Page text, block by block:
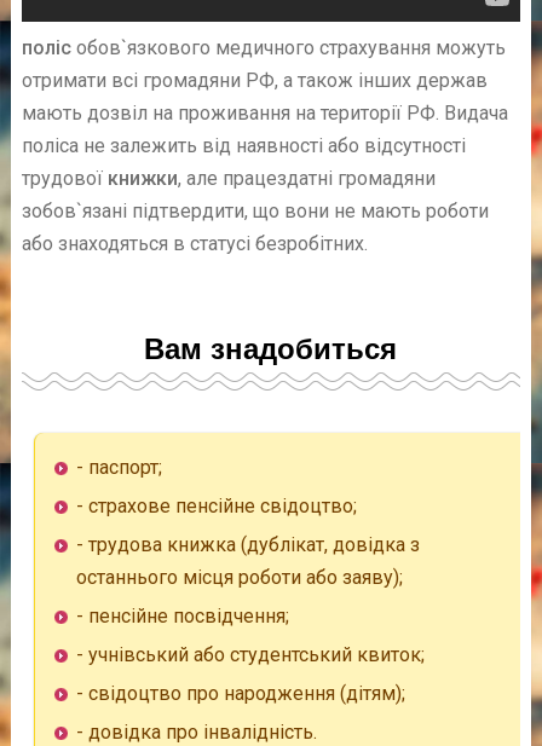
полісобов`язкового медичного страхування можуть
отримати всі громадяни РФ, а також інших держав
мають дозвіл на проживання на території РФ. Видача
поліса не залежить від наявності або відсутності
трудової книжки, але працездатні громадяни
зобов`язані підтвердити, що вони не мають роботи
або знаходяться в статусі безробітних.
Вам знадобиться
- паспорт;
- страхове пенсійне свідоцтво;
- трудова книжка (дублікат, довідка з
останнього місця роботи або заяву);
- пенсійне посвідчення;
- учнівський або студентський квиток;
- свідоцтво про народження (дітям);
- довідка про інвалідність.